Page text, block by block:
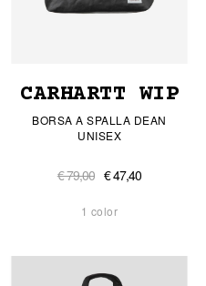
CARHARTT WIP
BORSA A SPALLA DEAN
UNISEX
€ 79,00 € 47,40
1 color